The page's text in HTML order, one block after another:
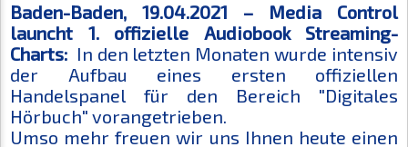
Baden-Baden, 19.04.2021 – Media Control
launcht 1. offizielle Audiobook Streaming-
Charts: In den letzten Monaten wurde intensiv
der Aufbau eines ersten offiziellen
Handelspanel für den Bereich "Digitales
Hörbuch" vorangetrieben.
Umso mehr freuen wir uns Ihnen heute einen